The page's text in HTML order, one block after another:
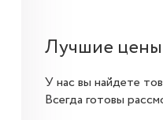
Лучшие
У нас вы найдете
Всегда готовы